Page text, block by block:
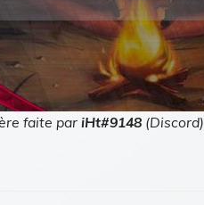
faite par iHt#9148(Discord)